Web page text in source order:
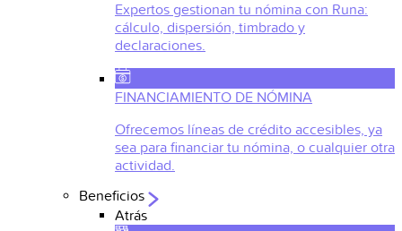
Expertos gestionan tu nómina con Runa:
cálculo, dispersión, timbrado y
declaraciones.
FINANCIAMIENTO DE NÓMINA
Ofrecemos líneas de crédito accesibles, ya
sea para financiar tu nómina, o cualquier otra
actividad.
Beneficios
Atrás